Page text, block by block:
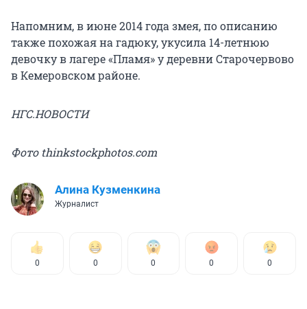
Напомним, в июне 2014 года змея, по описанию
также похожая на гадюку, укусила 14-летнюю
девочку в лагере «Пламя» у деревни Старочервово
в Кемеровском районе.
НГС.НОВОСТИ
Фото thinkstockphotos.com
Алина Кузменкина
Журналист
0 0 0 0 0